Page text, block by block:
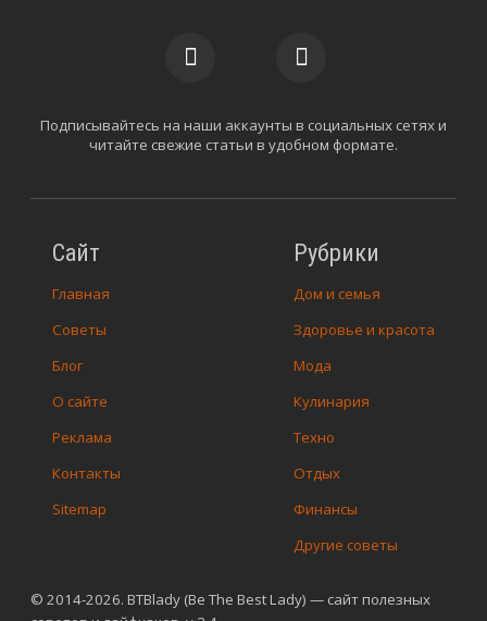
© 2014-2026. BTBlady (Be The Best Lady) — сайт полезных
Сайт
Главная
Советы
Блог
О сайте
Реклама
Контакты
Sitemap
Рубрики
Дом и семья
Здоровье и красота
Мода
Кулинария
Техно
Отдых
Финансы
Другие советы
Подписывайтесь на наши аккаунты в социальных сетях и
читайте свежие статьи в удобном формате.